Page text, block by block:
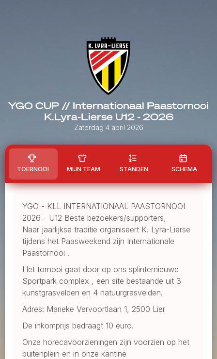
YGO CUP // Internationaal Paastornooi
K.Lyra-Lierse U12 - 2026
Zaterdag 4 april 2026
TOERNOOI MIJN TEAM STANDEN SCHEMA
YGO - KLL INTERNATIONAAL PAASTORNOOI
2026 - U12 Beste bezoekers/supporters,
Naar jaarlijkse traditie organiseert K. Lyra-Lierse
tijdens het Paasweekend zijn Internationale
Paastornooi .
Het tornooi gaat door op ons splinternieuwe
Sportpark complex , een site bestaande uit 3
kunstgrasvelden en 4 natuurgrasvelden.
Adres: Marieke Vervoortlaan 1, 2500 Lier
De inkomprijs bedraagt 10 euro.
Onze horecavoorzieningen zijn voorzien op het
buitenplein en in onze kantine